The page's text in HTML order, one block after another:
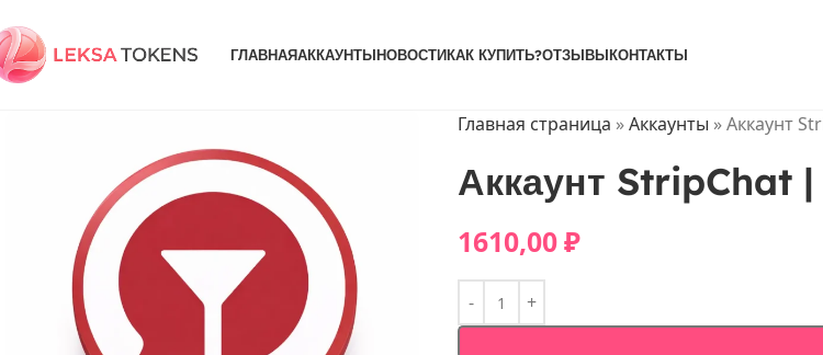
ГЛАВНАЯАККАУНТЫНОВОСТИКАК КУПИТЬ?ОТЗЫВЫКОНТАКТЫ
Главная страница »Аккаунты »Аккаунт
Аккаунт StripChat
1610,00₽